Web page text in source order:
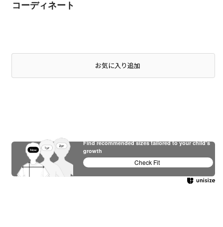
コーディネート
店頭在庫を確認するお気に入り追加
Find recommended sizes tailored to your child's
growth
Check Fit